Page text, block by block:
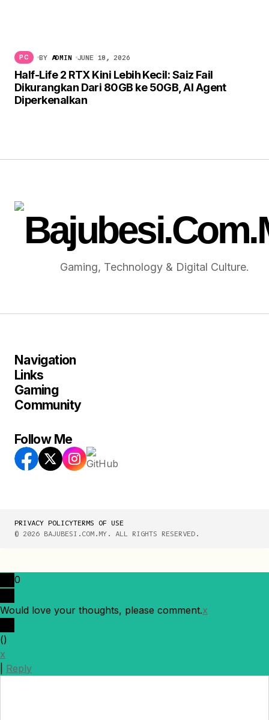
PC BY ADMIN JUNE 18, 2026
Half-Life 2 RTX Kini Lebih Kecil: Saiz Fail
Dikurangkan Dari 80GB ke 50GB, AI Agent
Diperkenalkan
Gaming, Technology & Digital Culture.
Navigation
Links
Gaming
Community
Follow Me
PRIVACY POLICYTERMS OF USE
© 2026 BAJUBESI.COM.MY. ALL RIGHTS RESERVED.
0
Would love your thoughts, please comment.x
()
x
Reply